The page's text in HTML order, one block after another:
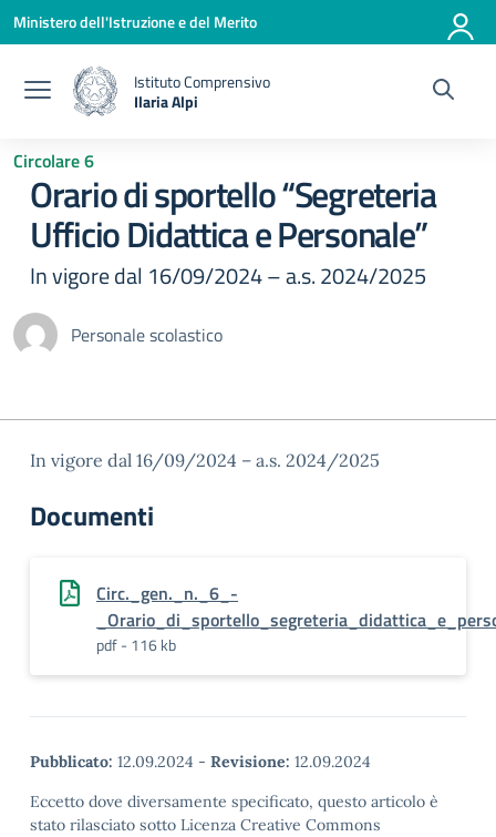
Vai ai contenuti
Vai al menu di navigazione
Vai al footer
Ministero dell'Istruzione e del Merito
Istituto Comprensivo
Ilaria Alpi
Circolare 6
Orario di sportello “Segreteria
Ufficio Didattica e Personale”
In vigore dal 16/09/2024 – a.s. 2024/2025
Personale scolastico
In vigore dal 16/09/2024 – a.s. 2024/2025
Documenti
Circ._gen._n._6_-
pdf - 116 kb
Pubblicato: 12.09.2024 - Revisione: 12.09.2024
Eccetto dove diversamente specificato, questo articolo è
stato rilasciato sotto Licenza Creative Commons